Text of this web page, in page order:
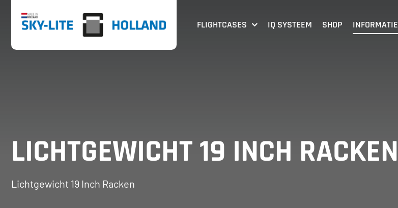
inhoud
FLIGHTCASES IQ SYSTEEM SHOP INFORMATIE
LICHTGEWICHT 19 INCH RACKEN
Lichtgewicht 19 Inch Racken